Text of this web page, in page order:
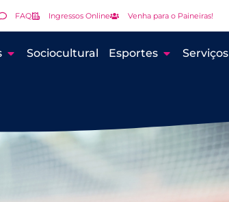
FAQ Ingressos Online Venha para o Paineiras!
Sociocultural Esportes Serviços